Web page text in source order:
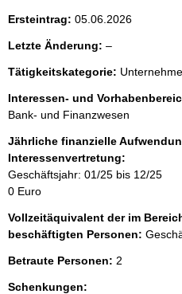
Ersteintrag: 05.06.2026
Letzte Änderung: –l
e
r
Tätigkeitskategorie:
Interessen- und
Bank- und Finanzwesen
Jährliche finanzielle
Interessenvertretung:
Geschäftsjahr: 01/25 bis 12/25
0 Euro
Vollzeitäquivalent der im
beschäftigten Personen:
Betraute Personen: 2
Schenkungen: